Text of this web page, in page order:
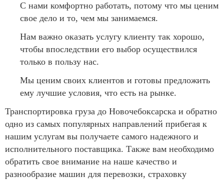
С нами комфортно работать, потому что мы ценим
свое дело и то, чем мы занимаемся.
Нам важно оказать услугу клиенту так хорошо,
чтобы впоследствии его выбор осуществился
только в пользу нас.
Мы ценим своих клиентов и готовы предложить
ему лучшие условия, что есть на рынке.
Транспортировка груза до Новочебоксарска и обратно
одно из самых популярных направлений прибегая к
нашим услугам вы получаете самого надежного и
исполнительного поставщика. Также вам необходимо
обратить свое внимание на наше качество и
разнообразие машин для перевозки, страховку